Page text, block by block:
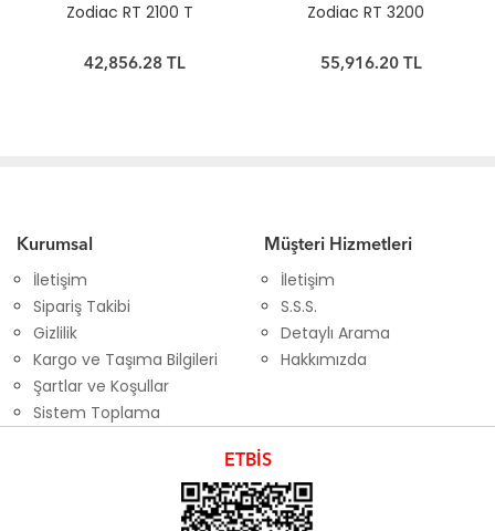
Zodiac RT 2100 T
42,856.28 TL
Zodiac RT 3200
55,916.20 TL
Kurumsal
İletişim
Sipariş Takibi
Gizlilik
Kargo ve Taşıma Bilgileri
Şartlar ve Koşullar
Sistem Toplama
Müşteri Hizmetleri
İletişim
S.S.S.
Detaylı Arama
Hakkımızda
ETBİS